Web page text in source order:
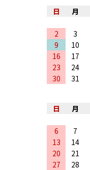
日
月
2
3
9
10
16
17
23
24
30
31
日
月
6
7
13
14
20
21
27
28